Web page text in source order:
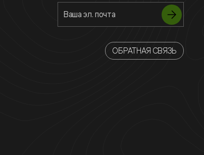
ОБРАТНАЯ СВЯЗЬ